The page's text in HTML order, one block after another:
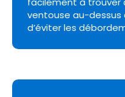
ventouse au-dessus
d’éviter les